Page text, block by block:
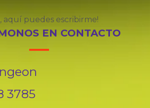
aquí puedes escribirme!
EN CONTACTO
3785